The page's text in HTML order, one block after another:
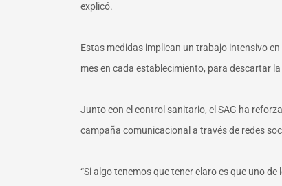
explicó.
Estas medidas implican un trabajo intensivo
mes en cada establecimiento, para descartar
Junto con el control sanitario, el SAG ha
campaña comunicacional a través de redes
“Si algo tenemos que tener claro es que uno